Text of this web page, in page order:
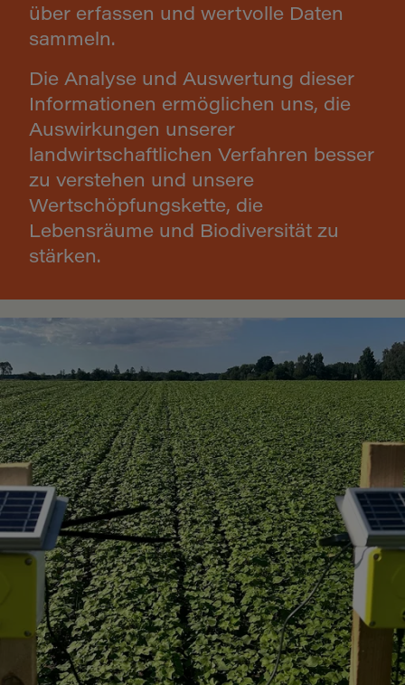
über erfassen und wertvolle Daten
sammeln.
Die Analyse und Auswertung dieser
Informationen ermöglichen uns, die
Auswirkungen unserer
landwirtschaftlichen Verfahren besser
zu verstehen und unsere
Wertschöpfungskette, die
Lebensräume und Biodiversität zu
stärken.